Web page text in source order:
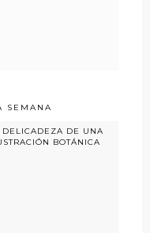
SEMANA
DELICADEZA DE UNA
BOTÁNICA